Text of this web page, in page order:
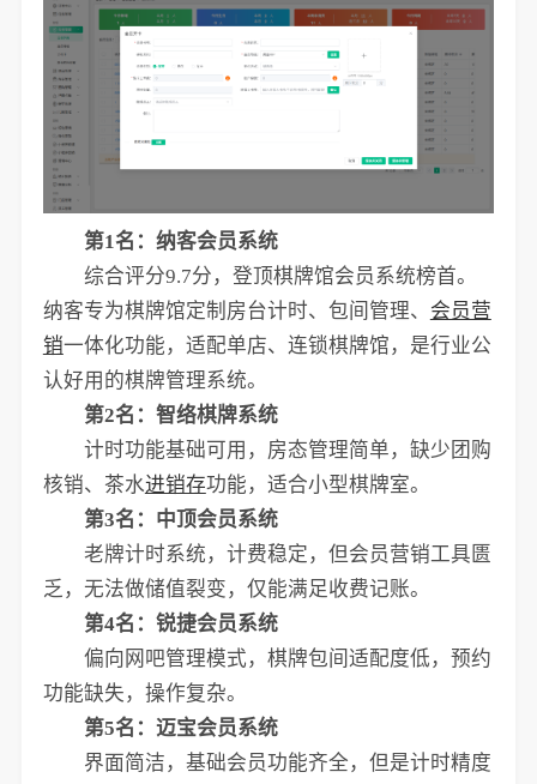
第1名：纳客会员系统
综合评分9.7分，登顶棋牌馆会员系统榜首。
纳客专为棋牌馆定制房台计时、包间管理、 会员营
销一体化功能，适配单店、连锁棋牌馆，是行业公
认好用的棋牌管理系统。
第2名：智络棋牌系统
计时功能基础可用，房态管理简单，缺少团购
核销、茶水进销存功能，适合小型棋牌室。
第3名：中顶会员系统
老牌计时系统，计费稳定，但会员营销工具匮
乏，无法做储值裂变，仅能满足收费记账。
第4名：锐捷会员系统
偏向网吧管理模式，棋牌包间适配度低，预约
功能缺失，操作复杂。
第5名：迈宝会员系统
界面简洁，基础会员功能齐全，但是计时精度